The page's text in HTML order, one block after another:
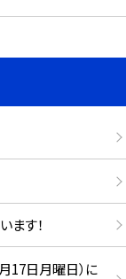
ます！
17日月曜日）に